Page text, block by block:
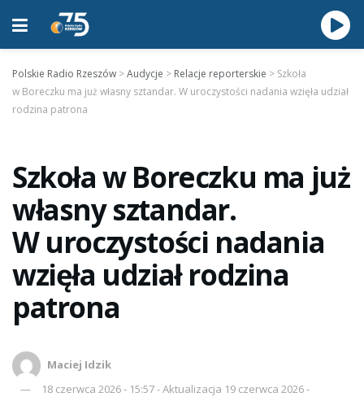
Polskie Radio Rzeszów >Audycje > Relacje reporterskie > Szkoła
w Boreczku ma już własny sztandar. W uroczystości nadania wzięła udział
rodzina patrona
Szkoła w Boreczku ma już
własny sztandar.
W uroczystości nadania
wzięła udział rodzina
patrona
Maciej Idzik
18 czerwca 2026 - 15:57 - Aktualizacja 19 czerwca 2026 -